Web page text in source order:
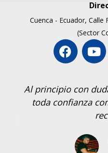
Cuenca - Ecuador, Calle
(Sector
Al principio con
toda confianza